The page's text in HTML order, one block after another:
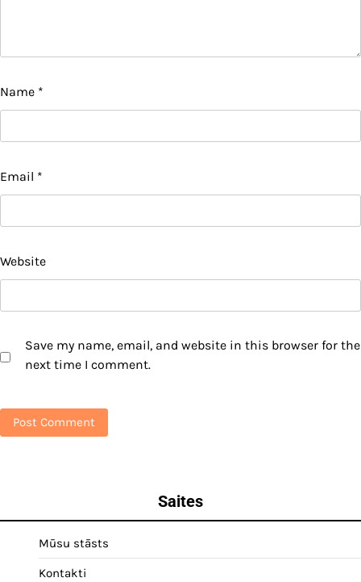
Name *
Email *
Website
Save my name, email, and website in this browser for the
next time I comment.
Saites
Mūsu stāsts
Kontakti